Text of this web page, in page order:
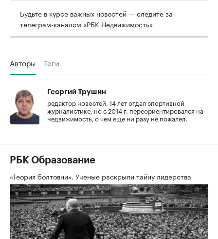
Будьте в курсе важных новостей — следите за
телеграм-каналом «РБК Недвижимость»
Авторы Теги
Георгий Трушин
редактор новостей. 14 лет отдал спортивной
журналистике, но с 2014 г. переориентировался на
недвижимость, о чем еще ни разу не пожалел.
РБК Образование
«Теория болтовни». Ученые раскрыли тайну лидерства